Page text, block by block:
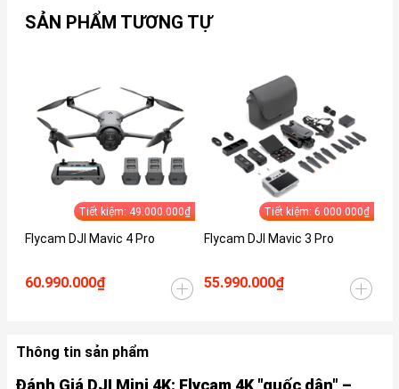
SẢN PHẨM TƯƠNG TỰ
Tiết kiệm: 49.000.000₫
Flycam DJI Mavic 4 Pro
60.990.000₫
Tiết kiệm: 6.000.000₫
Flycam DJI Mavic 3 Pro
55.990.000₫
Thông tin sản phẩm
Đánh Giá DJI Mini 4K: Flycam 4K "quốc dân" –